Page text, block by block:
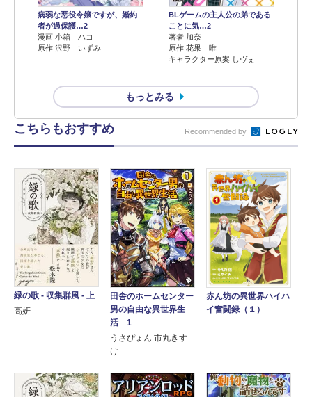
病弱な悪役令嬢ですが、婚約
者が過保護…2
漫画 小箱 ハコ
原作 沢野 いずみ
BLゲームの主人公の弟である
ことに気…2
著者 加奈
原作 花果 唯
キャラクター原案 しヴぇ
もっとみる
こちらもおすすめ Recommended by
緑の歌 - 収集群風 - 上
高妍
田舎のホームセンター
男の自由な異世界生
活 1
うさぴょん 市丸きす
け
赤ん坊の異世界ハイハ
イ奮闘録（１）